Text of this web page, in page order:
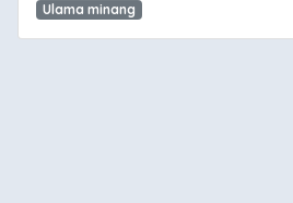
Ulama minang